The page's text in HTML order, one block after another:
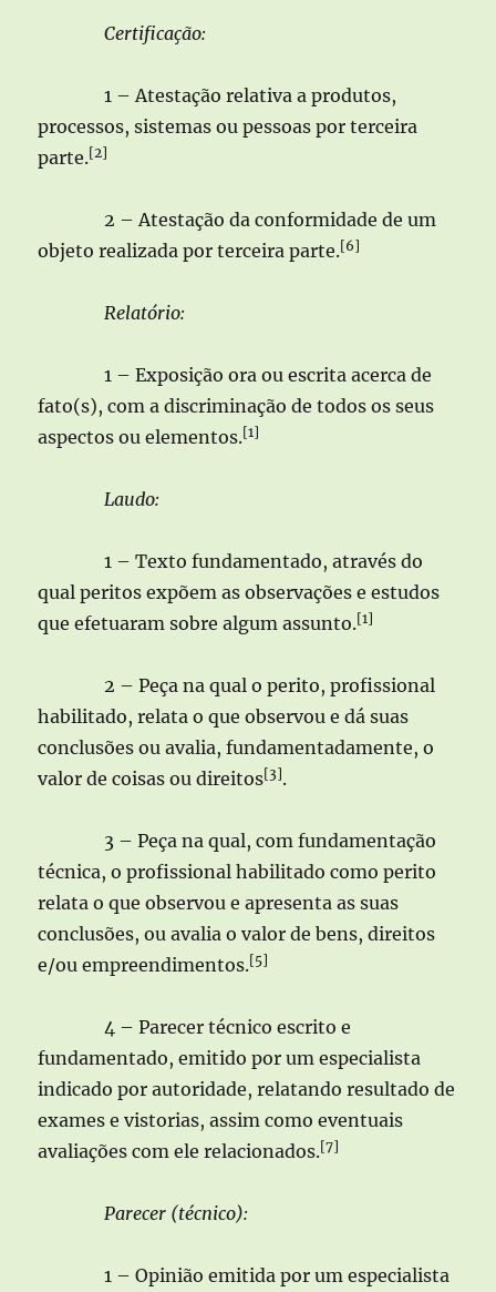
Certificação:
1 – Atestação relativa a produtos,
processos, sistemas ou pessoas por terceira
parte.[2]
2 – Atestação da conformidade de um
objeto realizada por terceira parte.[6]
Relatório:
1 – Exposição ora ou escrita acerca de
fato(s), com a discriminação de todos os seus
aspectos ou elementos.[1]
Laudo:
1 – Texto fundamentado, através do
qual peritos expõem as observações e estudos
que efetuaram sobre algum assunto.[1]
2 – Peça na qual o perito, profissional
habilitado, relata o que observou e dá suas
conclusões ou avalia, fundamentadamente, o
valor de coisas ou direitos[3].
3 – Peça na qual, com fundamentação
técnica, o profissional habilitado como perito
relata o que observou e apresenta as suas
conclusões, ou avalia o valor de bens, direitos
e/ou empreendimentos.[5]
4 – Parecer técnico escrito e
fundamentado, emitido por um especialista
indicado por autoridade, relatando resultado de
exames e vistorias, assim como eventuais
avaliações com ele relacionados.[7]
Parecer (técnico):
1 – Opinião emitida por um especialista